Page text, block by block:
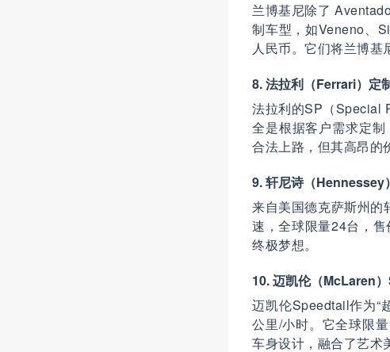
兰博基尼除了
制车型，如Veneno、
人民币。它们将兰博基
8. 法拉利（Ferrari）定
法拉利的SP（Special
全是根据客户需求定
合法上路，但其高昂的
9. 轩尼诗（Hennessey
来自美国德克萨斯州的
速，全球限量24台，
终极梦想。
10. 迈凯伦（McLaren
迈凯伦Speedtail作为“
公里/小时。它全球限
车身设计，融合了艺术